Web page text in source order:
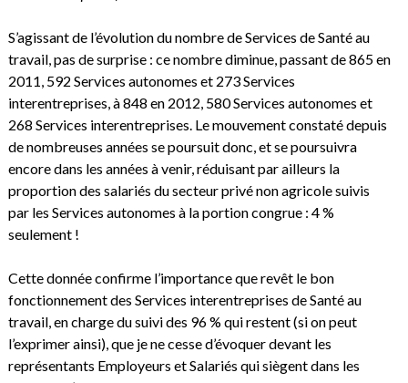
S’agissant de l’évolution du nombre de Services de Santé au
travail, pas de surprise : ce nombre diminue, passant de 865 en
2011, 592 Services autonomes et 273 Services
interentreprises, à 848 en 2012, 580 Services autonomes et
268 Services interentreprises. Le mouvement constaté depuis
de nombreuses années se poursuit donc, et se poursuivra
encore dans les années à venir, réduisant par ailleurs la
proportion des salariés du secteur privé non agricole suivis
par les Services autonomes à la portion congrue : 4 %
seulement !
Cette donnée confirme l’importance que revêt le bon
fonctionnement des Services interentreprises de Santé au
travail, en charge du suivi des 96 % qui restent (si on peut
l’exprimer ainsi), que je ne cesse d’évoquer devant les
représentants Employeurs et Salariés qui siègent dans les